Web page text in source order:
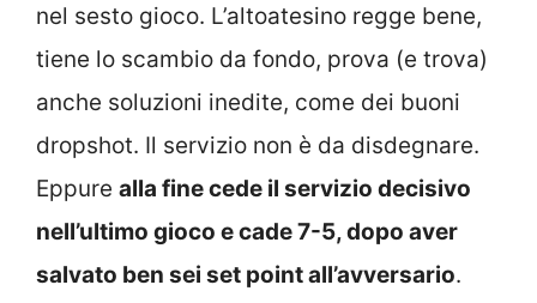
nel sesto gioco. L’altoatesino regge bene,
tiene lo scambio da fondo, prova (e trova)
anche soluzioni inedite, come dei buoni
dropshot. Il servizio non è da disdegnare.
Eppure alla fine cede il servizio decisivo
nell’ultimo gioco e cade 7-5, dopo aver
salvato ben sei set point all’avversario.